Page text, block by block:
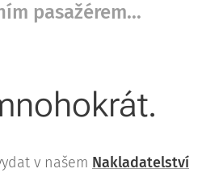
pasažérem...
v našem Nakladatelství